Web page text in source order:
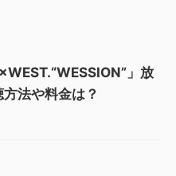
」放
法や料金は？